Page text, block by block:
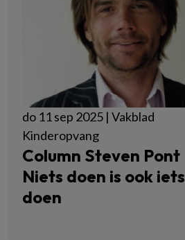
do 11 sep 2025 | Vakblad
Kinderopvang
Column Steven Pont
Niets doen is ook iets
doen